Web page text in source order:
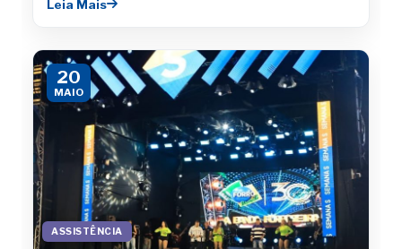
Leia Mais
20
MAIO
ASSISTÊNCIA